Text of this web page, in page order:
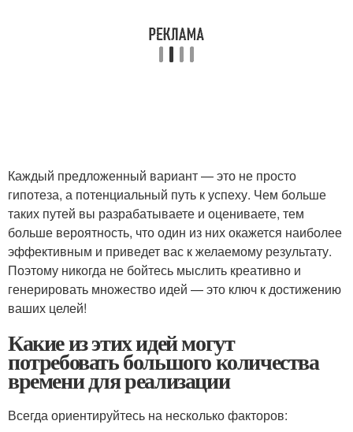
Каждый предложенный вариант — это не просто
гипотеза, а потенциальный путь к успеху. Чем больше
таких путей вы разрабатываете и оцениваете, тем
больше вероятность, что один из них окажется наиболее
эффективным и приведет вас к желаемому результату.
Поэтому никогда не бойтесь мыслить креативно и
генерировать множество идей — это ключ к достижению
ваших целей!
Какие из этих идей могут
потребовать большого количества
времени для реализации
Всегда ориентируйтесь на несколько факторов: